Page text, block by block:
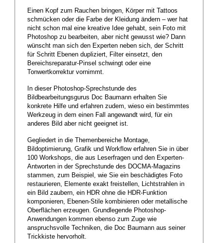
Einen Kopf zum Rauchen bringen, Körper mit Tattoos
schmücken oder die Farbe der Kleidung ändern – wer hat
nicht schon mal eine kreative Idee gehabt, sein Foto mit
Photoshop zu bearbeiten, aber nicht gewusst wie? Dann
wünscht man sich den Experten neben sich, der Schritt
für Schritt Ebenen dupliziert, Filter einsetzt, den
Bereichsreparatur-Pinsel schwingt oder eine
Tonwertkorrektur vornimmt.
In dieser Photoshop-Sprechstunde des
Bildbearbeitungsgurus Doc Baumann erhalten Sie
konkrete Hilfe und erfahren zudem, wieso ein bestimmtes
Werkzeug in dem einen Fall angewandt wird, für ein
anderes Bild aber nicht geeignet ist.
Gegliedert in die Themenbereiche Montage,
Bildoptimierung, Grafik und Workflow erfahren Sie in über
100 Workshops, die aus Leserfragen und den Experten-
Antworten in der Sprechstunde des DOCMA-Magazins
stammen, zum Beispiel, wie Sie ein beschädigtes Foto
restaurieren, Elemente exakt freistellen, Lichtstrahlen in
ein Bild zaubern, ein HDR ohne die HDR-Funktion
komponieren, Ebenen-Stile kombinieren oder metallische
Oberflächen erzeugen. Grundlegende Photoshop-
Anwendungen kommen ebenso zum Zuge wie
anspruchsvolle Techniken, die Doc Baumann aus seiner
Trickkiste hervorholt.